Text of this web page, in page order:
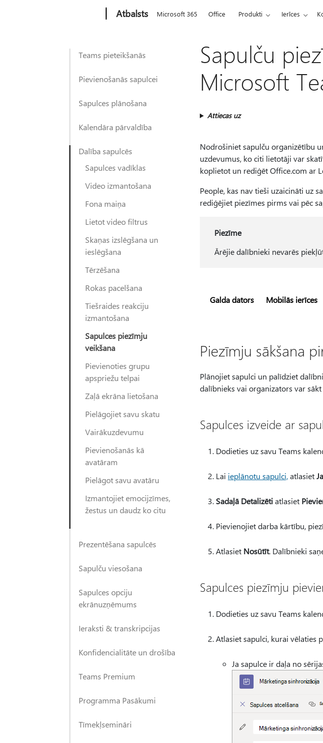
Atbalsts Microsoft 365 Office Produkti Ierīces
Teams pieteikšanās
Pievienošanās sapulcei
Sapulces plānošana
Kalendāra pārvaldība
Dalība sapulcēs
Sapulces vadīklas
Video izmantošana
Fona maiņa
Lietot video filtrus
Skaņas izslēgšana un
ieslēgšana
Tērzēšana
Rokas pacelšana
Tiešraides reakciju
izmantošana
Sapulces piezīmju
veikšana
Pievienoties grupu
apspriežu telpai
Zaļā ekrāna lietošana
Pielāgojiet savu skatu
Vairākuzdevumu
Pievienošanās kā
avatāram
Pielāgot savu avatāru
Izmantojiet emocijzīmes,
žestus un daudz ko citu
Prezentēšana sapulcēs
Sapulču viesošana
Sapulces opciju
ekrānuzņēmums
Ieraksti & transkripcijas
Konfidencialitāte un drošība
Teams Premium
Programma Pasākumi
Tīmekļsemināri
Sapulču
Microsoft
Attiecas uz
Nodrošiniet sapulču organizētību
uzdevumus, ko citi lietotāji var
koplietot un rediģēt Office.com ar
People, kas nav tieši uzaicināti uz
rediģējiet piezīmes pirms vai pēc
Piezīme
Ārējie dalībnieki nevarēs
Galda dators Mobilās ierīces
Piezīmju sākšana
Plānojiet sapulci un palīdziet
dalībnieks vai organizators var
Sapulces izveide ar
Dodieties uz savu Teams
Lai ieplānotu sapulci,atlasiet
Sadaļā Detalizētiatlasiet
Pievienojiet darba kārtību,
Atlasiet Nosūtīt. Dalībnieki
Sapulces piezīmju
Dodieties uz savu Teams
Atlasiet sapulci, kurai vēlaties
Ja sapulce ir daļa no